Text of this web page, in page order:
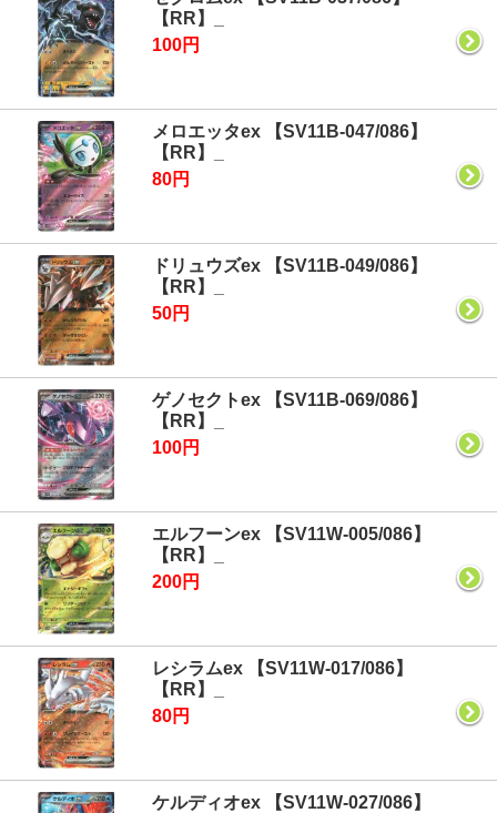
【RR】_
100円
メロエッタex 【SV11B-047/086】
【RR】_
80円
ドリュウズex 【SV11B-049/086】
【RR】_
50円
ゲノセクトex 【SV11B-069/086】
【RR】_
100円
エルフーンex 【SV11W-005/086】
【RR】_
200円
レシラムex 【SV11W-017/086】
【RR】_
80円
ケルディオex 【SV11W-027/086】